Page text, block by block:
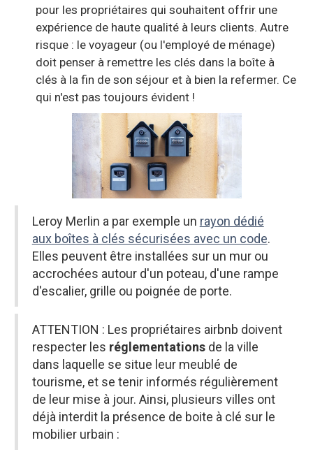
pour les propriétaires qui souhaitent offrir une
expérience de haute qualité à leurs clients. Autre
risque : le voyageur (ou l'employé de ménage)
doit penser à remettre les clés dans la boîte à
clés à la fin de son séjour et à bien la refermer. Ce
qui n'est pas toujours évident !
Leroy Merlin a par exemple un rayon dédié
aux boîtes à clés sécurisées avec un code.
Elles peuvent être installées sur un mur ou
accrochées autour d'un poteau, d'une rampe
d'escalier, grille ou poignée de porte.
ATTENTION : Les propriétaires airbnb doivent
respecter les réglementationsde la ville
dans laquelle se situe leur meublé de
tourisme, et se tenir informés régulièrement
de leur mise à jour. Ainsi, plusieurs villes ont
déjà interdit la présence de boite à clé sur le
mobilier urbain :